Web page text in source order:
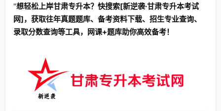
"想轻松上岸甘肃专升本？快搜索[新逆袭·甘肃专升本考试
网]，获取往年真题题库、备考资料下载、招生专业查询、
录取分数查询等工具，网课+题库助你高效备考！